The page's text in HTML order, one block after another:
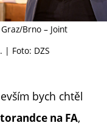
Brno – Joint
| Foto: DZS
bych chtěl
na FA,